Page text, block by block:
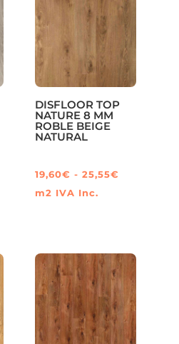
DISFLOOR TOP
NATURE 8 MM
ROBLE BEIGE
NATURAL
19,60€ - 25,55€
hasta
25,55€
m2 IVA Inc.
múltiples
variantes.
Las
opciones
se